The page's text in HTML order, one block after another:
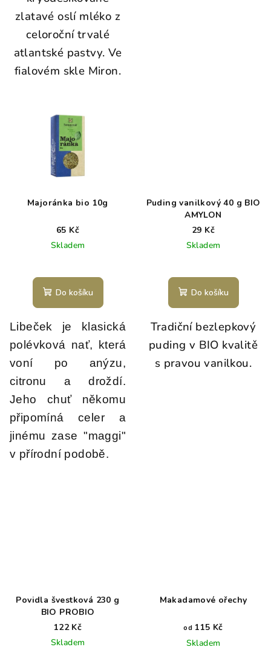
zlatavé oslí mléko z
celoroční trvalé
atlantské pastvy. Ve
fialovém skle Miron.
Majoránka bio 10g
65 Kč
Skladem
Do košíku
Libeček je klasická
polévková nať, která
voní po anýzu,
citronu a droždí.
Jeho chuť někomu
připomíná celer a
jinému zase "maggi"
v přírodní podobě.
Puding vanilkový 40 g BIO
AMYLON
29 Kč
Skladem
Do košíku
Tradiční bezlepkový
puding v BIO kvalitě
s pravou vanilkou.
Povidla švestková 230 g
BIO PROBIO
122 Kč
Skladem
Makadamové ořechy
od 115 Kč
Skladem